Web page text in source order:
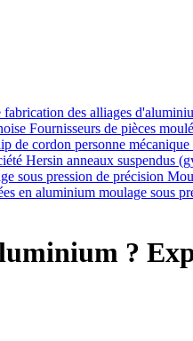
fabrication des alliages
Fournisseurs de pièces
de cordon personne mécanique
Hersin anneaux suspendus
sous pression de précision
en aluminium moulage sous
?